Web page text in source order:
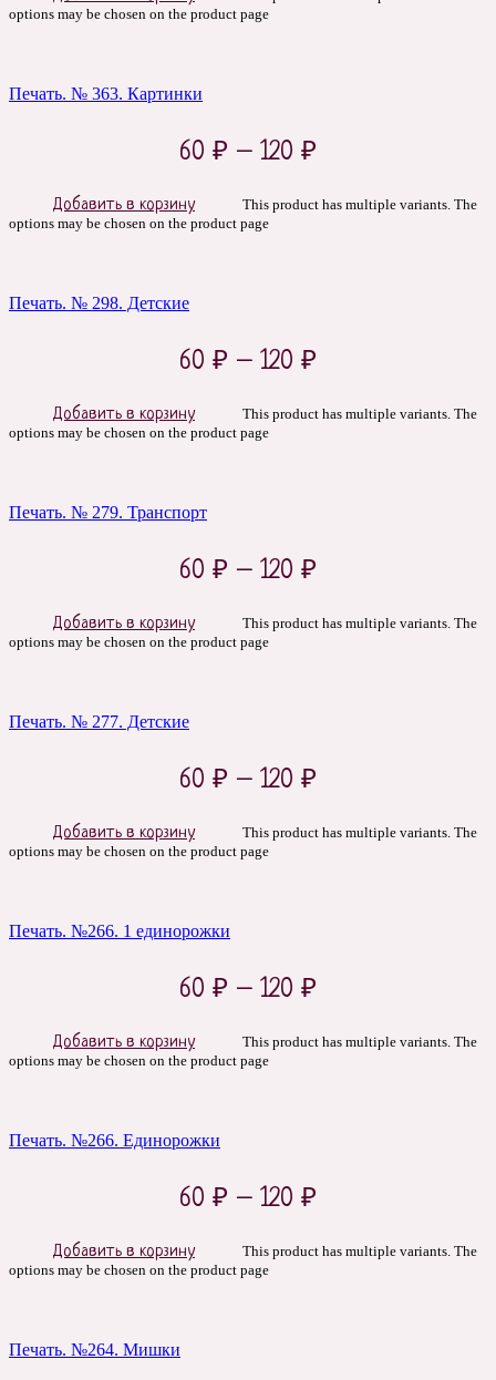
options may be chosen on the product page
Печать. № 363. Картинки
60 ₽ – 120 ₽
Добавить в корзину
This product has multiple variants. The
options may be chosen on the product page
Печать. № 298. Детские
60 ₽ – 120 ₽
Добавить в корзину
This product has multiple variants. The
options may be chosen on the product page
Печать. № 279. Транспорт
60 ₽ – 120 ₽
Добавить в корзину
This product has multiple variants. The
options may be chosen on the product page
Печать. № 277. Детские
60 ₽ – 120 ₽
Добавить в корзину
This product has multiple variants. The
options may be chosen on the product page
Печать. №266. 1 единорожки
60 ₽ – 120 ₽
Добавить в корзину
This product has multiple variants. The
options may be chosen on the product page
Печать. №266. Единорожки
60 ₽ – 120 ₽
Добавить в корзину
This product has multiple variants. The
options may be chosen on the product page
Печать. №264. Мишки